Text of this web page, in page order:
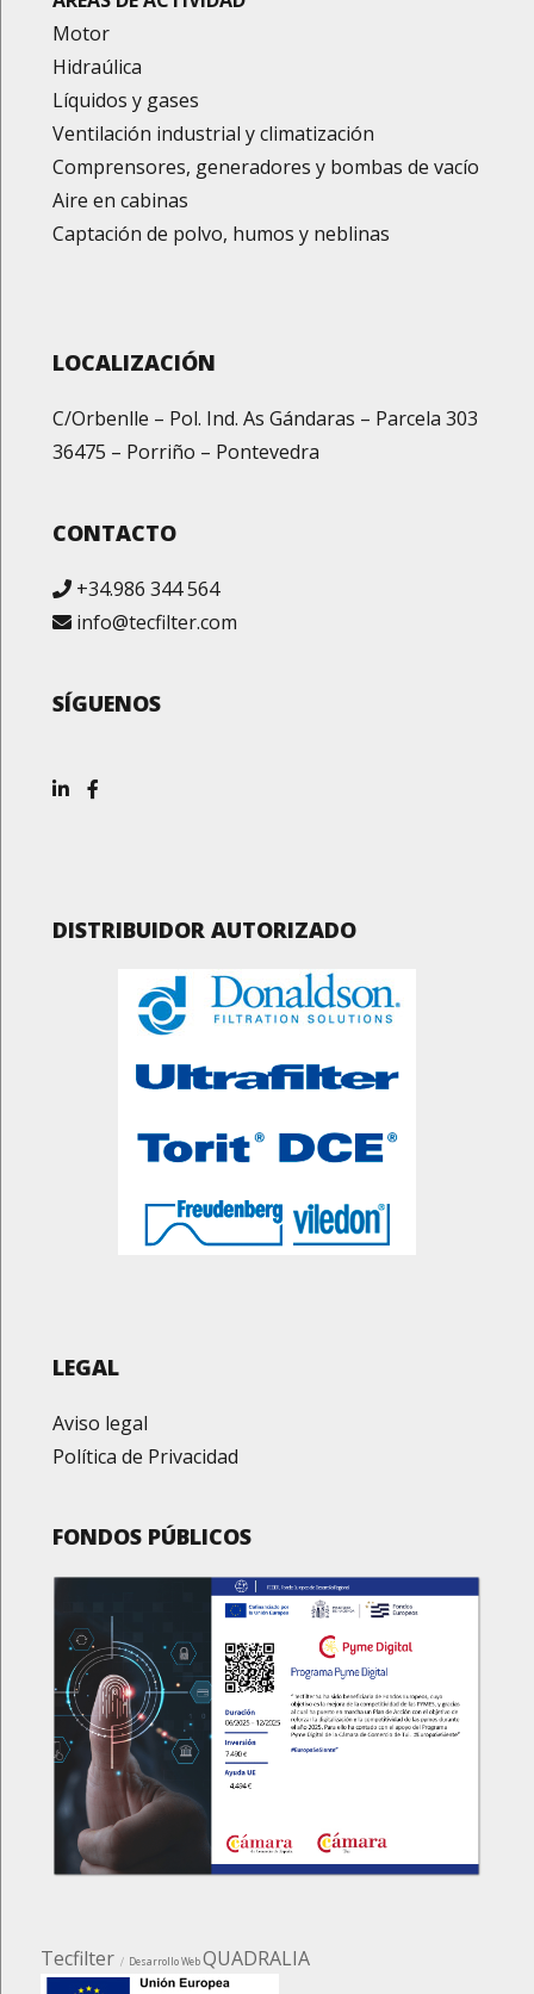
Motor
Hidraúlica
Líquidos y gases
Ventilación industrial y climatización
Comprensores, generadores y bombas de vacío
Aire en cabinas
Captación de polvo, humos y neblinas
LOCALIZACIÓN
C/Orbenlle – Pol. Ind. As Gándaras – Parcela 303
36475 – Porriño – Pontevedra
CONTACTO
+34.986 344 564
info@tecfilter.com
SÍGUENOS
DISTRIBUIDOR AUTORIZADO
LEGAL
Aviso legal
Política de Privacidad
FONDOS PÚBLICOS
Tecfilter Desarrollo WebQUADRALIA